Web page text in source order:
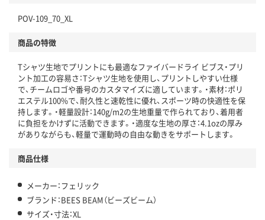
POV-109_70_XL
商品の特徴
Tシャツ生地でプリントにも最適なファイバードライ ビブス・プリ
ント加工の容易さ：Tシャツ生地を使用し、プリントしやすい仕様
で、チームロゴや番号のカスタマイズに適しています。・素材：ポリ
エステル100%で、耐久性と速乾性に優れ、スポーツ時の快適性を保
持します。・軽量設計：140g/m2の生地重量で作られており、着用者
に負担をかけずに活動できます。・適度な生地の厚さ：4.1ozの厚み
がありながらも、軽量で運動時の自由な動きをサポートします。
商品仕様
メーカー：フェリック
ブランド：BEES BEAM（ビーズビーム）
サイズ・寸法：XL